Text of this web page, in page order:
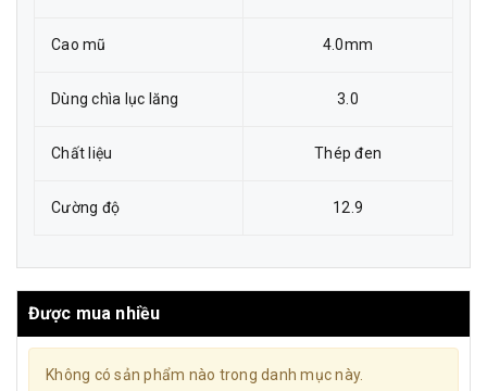
Cao mũ 4.0mm
Dùng chìa lục lăng 3.0
Chất liệu Thép đen
Cường độ 12.9
Được mua nhiều
Không có sản phẩm nào trong danh mục này.